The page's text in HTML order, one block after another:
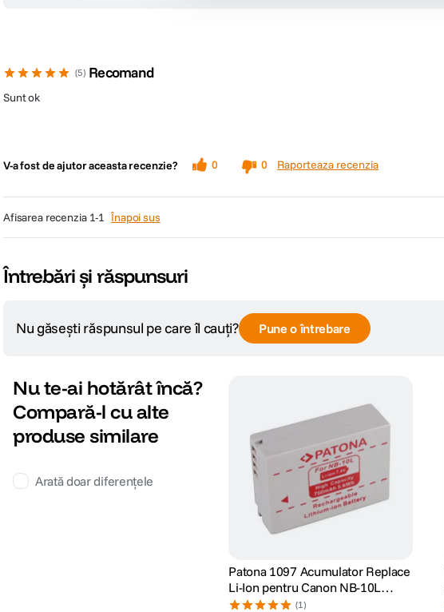
5 Recomand
Sunt ok
V-a fost de ajutor aceasta recenzie? 0 0 Raporteaza recenzia
afisarea recenzia 1-1 Înapoi sus
Întrebări și răspunsuri
Nu găsești răspunsul pe care îl cauți? Pune o întrebare
Nu te-ai hotărât încă?
Compară-l cu alte
produse similare
Arată doar diferențele
Patona 1097 Acumulator Replace
Li-Ion pentru Canon NB-10L
750mAh 7.4V(1)